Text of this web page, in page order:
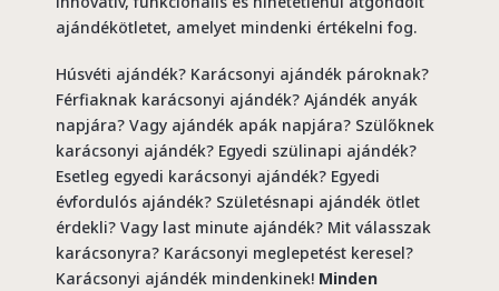
ajándékötletet, amelyet mindenki értékelni fog.
Húsvéti ajándék? Karácsonyi ajándék pároknak?
Férfiaknak karácsonyi ajándék? Ajándék anyák
napjára? Vagy ajándék apák napjára? Szülőknek
karácsonyi ajándék? Egyedi szülinapi ajándék?
Esetleg egyedi karácsonyi ajándék? Egyedi
évfordulós ajándék? Születésnapi ajándék ötlet
érdekli? Vagy last minute ajándék? Mit válasszak
karácsonyra? Karácsonyi meglepetést keresel?
Karácsonyi ajándék mindenkinek! Minden